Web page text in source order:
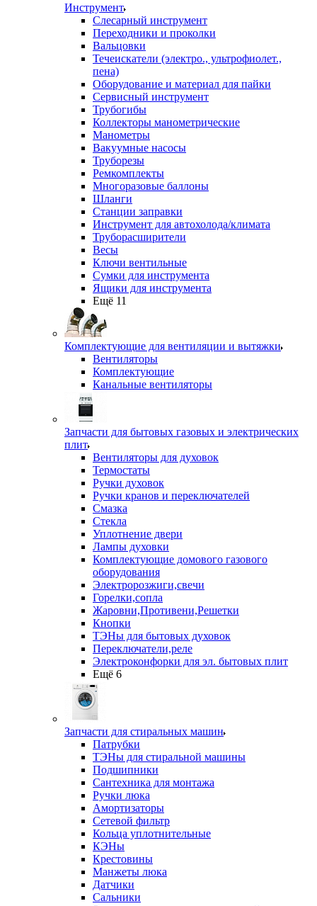
Инструмент
Слесарный инструмент
Переходники и проколки
Вальцовки
Течеискатели (электро., ультрофиолет.,
пена)
Оборудование и материал для пайки
Сервисный инструмент
Трубогибы
Коллекторы манометрические
Манометры
Вакуумные насосы
Труборезы
Ремкомплекты
Многоразовые баллоны
Шланги
Станции заправки
Инструмент для автохолода/климата
Труборасширители
Весы
Ключи вентильные
Сумки для инструмента
Ящики для инструмента
Ещё 11
Комплектующие для вентиляции и вытяжки
Вентиляторы
Комплектующие
Канальные вентиляторы
Запчасти для бытовых газовых и электрических
плит
Вентиляторы для духовок
Термостаты
Ручки духовок
Ручки кранов и переключателей
Смазка
Стекла
Уплотнение двери
Лампы духовки
Комплектующие домового газового
оборудования
Электророзжиги,свечи
Горелки,сопла
Жаровни,Противени,Решетки
Кнопки
ТЭНы для бытовых духовок
Переключатели,реле
Электроконфорки для эл. бытовых плит
Ещё 6
Запчасти для стиральных машин
Патрубки
ТЭНы для стиральной машины
Подшипники
Сантехника для монтажа
Ручки люка
Амортизаторы
Сетевой фильтр
Кольца уплотнительные
КЭНы
Крестовины
Манжеты люка
Датчики
Сальники